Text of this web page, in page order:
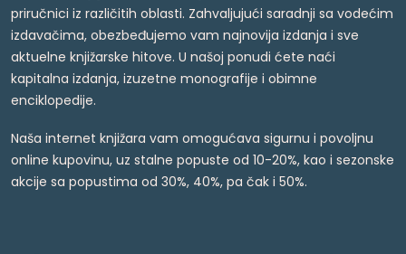
priručnici iz različitih oblasti. Zahvaljujući saradnji sa vodećim
izdavačima, obezbeđujemo vam najnovija izdanja i sve
aktuelne knjižarske hitove. U našoj ponudi ćete naći
kapitalna izdanja, izuzetne monografije i obimne
enciklopedije.
Naša internet knjižara vam omogućava sigurnu i povoljnu
online kupovinu, uz stalne popuste od 10-20%, kao i sezonske
akcije sa popustima od 30%, 40%, pa čak i 50%.